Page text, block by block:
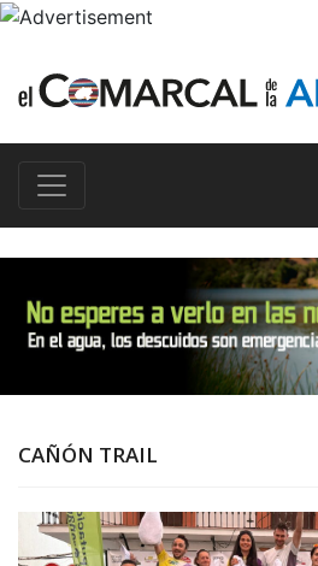
CAÑÓN TRAIL